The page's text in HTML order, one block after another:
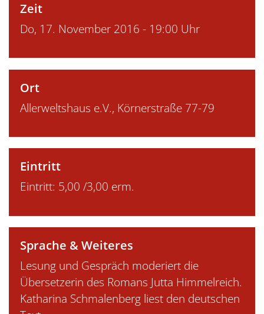
Zeit
Do, 17. November 2016 - 19:00 Uhr
Ort
Allerweltshaus e.V., Körnerstraße 77-79
Eintritt
Eintritt: 5,00 /3,00 erm.
Sprache & Weiteres
Lesung und Gespräch moderiert die
Übersetzerin des Romans Jutta Himmelreich.
Katharina Schmalenberg liest den deutschen